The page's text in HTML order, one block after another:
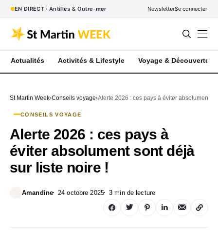
EN DIRECT · Antilles & Outre-mer NewsletterSe connecter
Actualités Activités & Lifestyle Voyage & Découverte
St Martin Week Conseils voyage Alerte 2026 : ces pays à éviter absolument
CONSEILS VOYAGE
Alerte 2026 : ces pays à
éviter absolument sont déjà
sur liste noire !
Amandine 24 octobre 2025 3 min de lecture